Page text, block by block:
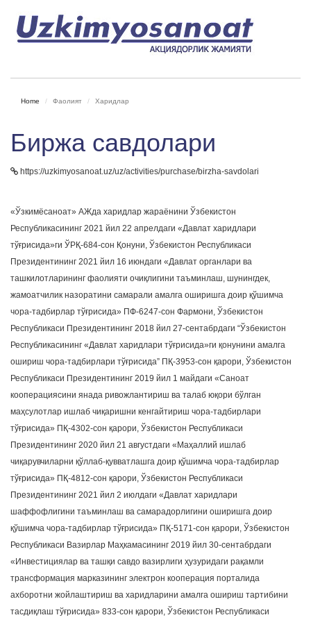
Home Фаолият Харидлар
Биржа савдолари
https://uzkimyosanoat.uz/uz/activities/purchase/birzha-savdolari
«Ўзкимёсаноат» АЖда харидлар жараёнини Ўзбекистон
Республикасининг 2021 йил 22 апрелдаги «Давлат харидлари
тўғрисида»ги ЎРҚ-684-сон Қонуни, Ўзбекистон Республикаси
Президентининг 2021 йил 16 июндаги «Давлат органлари ва
ташкилотларининг фаолияти очиқлигини таъминлаш, шунингдек,
жамоатчилик назоратини самарали амалга оширишга доир қўшимча
чора-тадбирлар тўғрисида» ПФ-6247-сон Фармони, Ўзбекистон
Республикаси Президентининг 2018 йил 27-сентабрдаги “Ўзбекистон
Республикасининг «Давлат харидлари тўғрисида»ги қонунини амалга
ошириш чора-тадбирлари тўғрисида” ПҚ-3953-сон қарори, Ўзбекистон
Республикаси Президентининг 2019 йил 1 майдаги «Саноат
кооперациясини янада ривожлантириш ва талаб юқори бўлган
маҳсулотлар ишлаб чиқаришни кенгайтириш чора-тадбирлари
тўғрисида» ПҚ-4302-сон қарори, Ўзбекистон Республикаси
Президентининг 2020 йил 21 августдаги «Маҳаллий ишлаб
чиқарувчиларни қўллаб-қувватлашга доир қўшимча чора-тадбирлар
тўғрисида» ПҚ-4812-сон қарори, Ўзбекистон Республикаси
Президентининг 2021 йил 2 июлдаги «Давлат харидлари
шаффофлигини таъминлаш ва самарадорлигини оширишга доир
қўшимча чора-тадбирлар тўғрисида» ПҚ-5171-сон қарори, Ўзбекистон
Республикаси Вазирлар Маҳкамасининг 2019 йил 30-сентабрдаги
«Инвестициялар ва ташқи савдо вазирлиги ҳузуридаги рақамли
трансформация марказининг электрон кооперация порталида
ахборотни жойлаштириш ва харидларини амалга ошириш тартибини
тасдиқлаш тўғрисида» 833-сон қарори, Ўзбекистон Республикаси